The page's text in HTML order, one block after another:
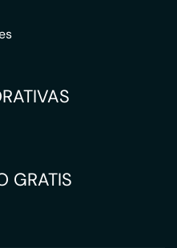
GRATIS